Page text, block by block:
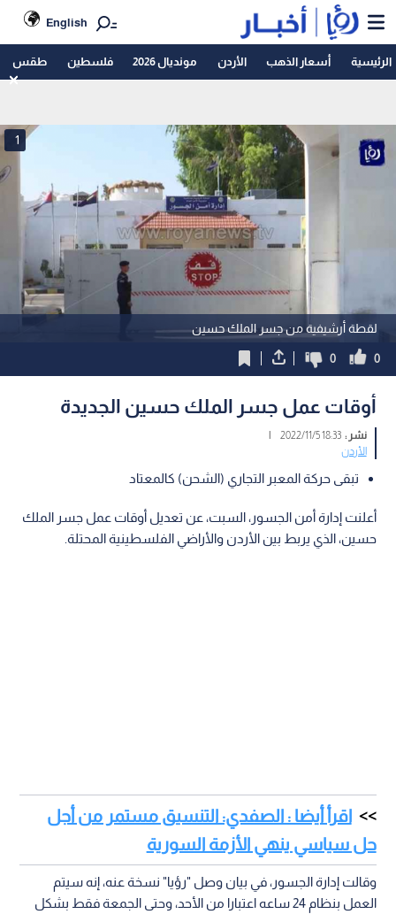
English
الرئيسية أسعار الذهب الأردن مونديال 2026 فلسطين طقس
لقطة أرشيفية من جسر الملك حسين
1
0
0
أوقات عمل جسر الملك حسين الجديدة
نشر :18:33 2022/11/5
|
الأردن
تبقى حركة المعبر التجاري (الشحن) كالمعتاد
أعلنت إدارة أمن الجسور، السبت، عن تعديل أوقات عمل جسر الملك
حسين، الذي يربط بين الأردن والأراضي الفلسطينية المحتلة.
اقرأ أيضا : الصفدي: التنسيق مستمر من أجل
حل سياسي ينهي الأزمة السورية
وقالت إدارة الجسور، في بيان وصل "رؤيا" نسخة عنه، إنه سيتم
العمل بنظام 24 ساعه اعتبارا من الأحد، وحتى الجمعة فقط بشكل